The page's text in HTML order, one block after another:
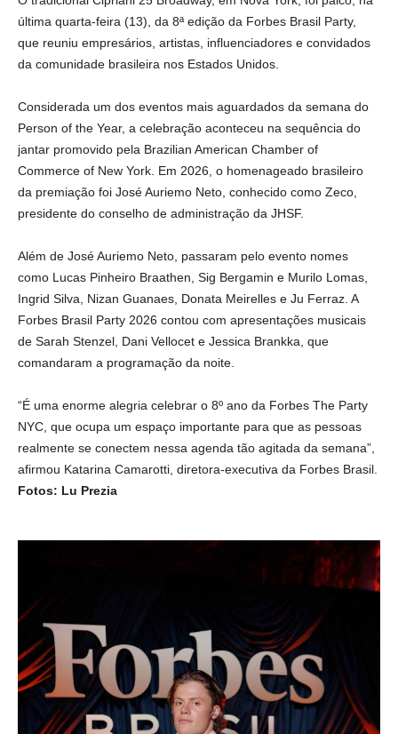
última quarta-feira (13), da 8ª edição da Forbes Brasil Party,
que reuniu empresários, artistas, influenciadores e convidados
da comunidade brasileira nos Estados Unidos.
Considerada um dos eventos mais aguardados da semana do
Person of the Year, a celebração aconteceu na sequência do
jantar promovido pela Brazilian American Chamber of
Commerce of New York. Em 2026, o homenageado brasileiro
da premiação foi José Auriemo Neto, conhecido como Zeco,
presidente do conselho de administração da JHSF.
Além de José Auriemo Neto, passaram pelo evento nomes
como Lucas Pinheiro Braathen, Sig Bergamin e Murilo Lomas,
Ingrid Silva, Nizan Guanaes, Donata Meirelles e Ju Ferraz. A
Forbes Brasil Party 2026 contou com apresentações musicais
de Sarah Stenzel, Dani Vellocet e Jessica Brankka, que
comandaram a programação da noite.
“É uma enorme alegria celebrar o 8º ano da Forbes The Party
NYC, que ocupa um espaço importante para que as pessoas
realmente se conectem nessa agenda tão agitada da semana”,
afirmou Katarina Camarotti, diretora-executiva da Forbes Brasil.
Fotos: Lu Prezia